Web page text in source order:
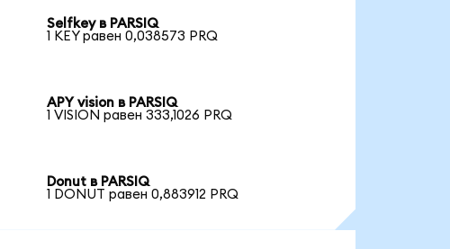
Selfkey в PARSIQ
1 KEY равен 0,038573 PRQ
APY vision в PARSIQ
1 VISION равен 333,1026 PRQ
Donut в PARSIQ
1 DONUT равен 0,883912 PRQ